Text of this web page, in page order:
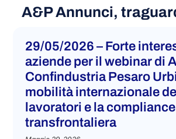
A&P Annunci,
29/05/2026 – Forte
aziende per il webinar di
Confindustria Pesaro
mobilità internazionale
lavoratori e la compliance
transfrontaliera